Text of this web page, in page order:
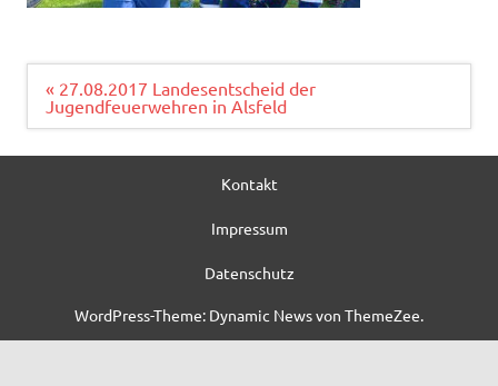
Beitragsnavigation
« 27.08.2017 Landesentscheid der
Jugendfeuerwehren in Alsfeld
Kontakt
Impressum
Datenschutz
WordPress-Theme: Dynamic News von ThemeZee.